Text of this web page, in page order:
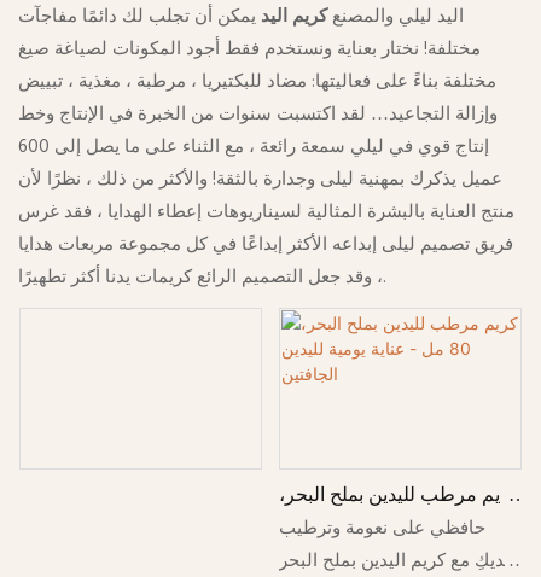
اليد ليلي والمصنعكريم اليد يمكن أن تجلب لك دائمًا مفاجآت
مختلفة! نختار بعناية ونستخدم فقط أجود المكونات لصياغة صيغ
مختلفة بناءً على فعاليتها: مضاد للبكتيريا ، مرطبة ، مغذية ، تبييض
وإزالة التجاعيد… لقد اكتسبت سنوات من الخبرة في الإنتاج وخط
إنتاج قوي في ليلي سمعة رائعة ، مع الثناء على ما يصل إلى 600
عميل يذكرك بمهنية ليلى وجدارة بالثقة! والأكثر من ذلك ، نظرًا لأن
منتج العناية بالبشرة المثالية لسيناريوهات إعطاء الهدايا ، فقد غرس
فريق تصميم ليلى إبداعه الأكثر إبداعًا في كل مجموعة مربعات هدايا
، وقد جعل التصميم الرائع كريمات يدنا أكثر تطهيرًا.
كريم مرطب لليدين بملح البحر،
80 مل - عناية يومية لليدين
الجافتين
حافظي على نعومة وترطيب
يديكِ مع كريم اليدين بملح البحر